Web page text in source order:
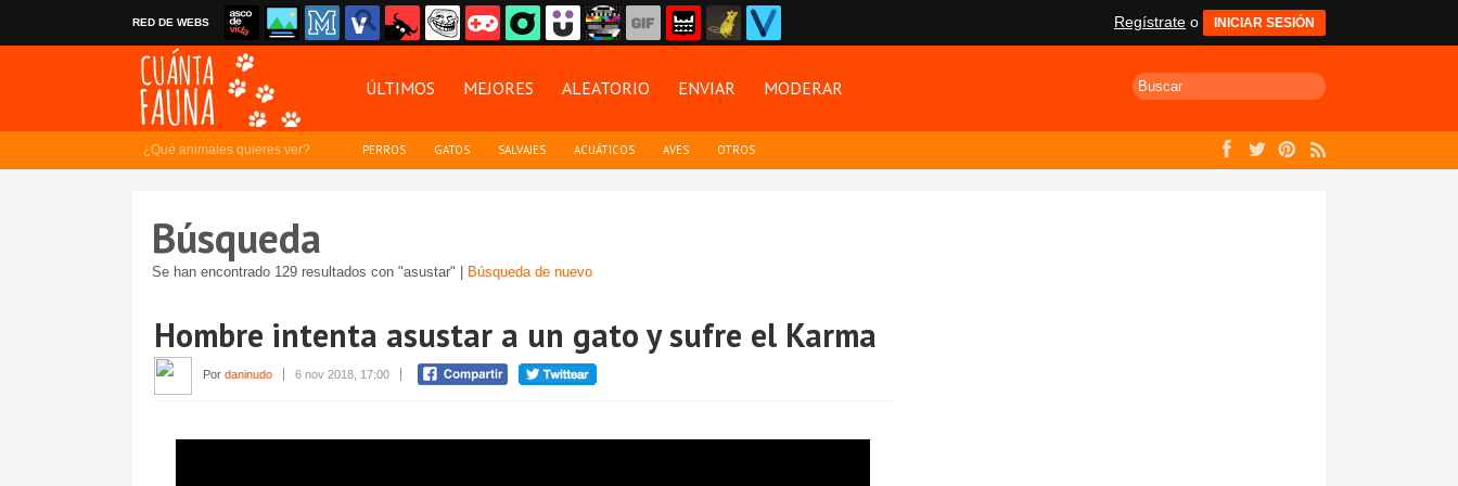
RED DE WEBS Regístrate o INICIAR SESIÓN
ÚLTIMOS MEJORES ALEATORIO ENVIAR MODERAR
¿Qué animales quieres ver? PERROS GATOS SALVAJES ACUÁTICOS AVES OTROS
Búsqueda
Se han encontrado 129 resultados con "asustar" | Búsqueda de nuevo
Hombre intenta asustar a un gato y sufre el Karma
Por daninudo 6 nov 2018, 17:00